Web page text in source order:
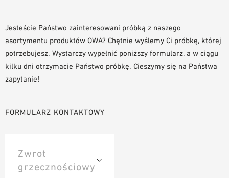
BIBLIOTEKA BIM/REVIT
WIDEO
ZAMÓWIENIE PRÓBKI
Jesteście Państwo zainteresowani próbką z naszego
asortymentu produktów OWA? Chętnie wyślemy Ci próbkę, której
potrzebujesz. Wystarczy wypełnić poniższy formularz, a w ciągu
kilku dni otrzymacie Państwo próbkę. Cieszymy się na Państwa
zapytanie!
FORMULARZ KONTAKTOWY